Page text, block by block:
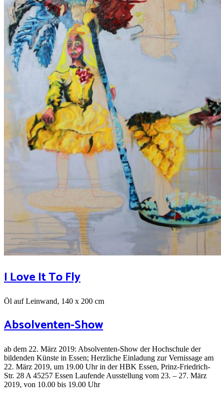
I Love It To Fly
Öl auf Leinwand, 140 x 200 cm
Absolventen-Show
ab dem 22. März 2019: Absolventen-Show der Hochschule der
bildenden Künste in Essen; Herzliche Einladung zur Vernissage am
22. März 2019, um 19.00 Uhr in der HBK Essen, Prinz-Friedrich-
Str. 28 A 45257 Essen Laufende Ausstellung vom 23. – 27. März
2019, von 10.00 bis 19.00 Uhr